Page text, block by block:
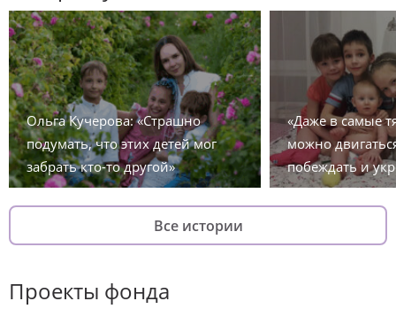
Ольга Кучерова: «Страшно
подумать, что этих детей мог
забрать кто-то другой»
«Даже в самые
можно
побеждать и
Все истории
Проекты фонда